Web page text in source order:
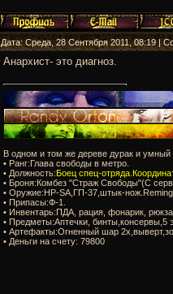
Дата: Среда, 28 Сентября 2011, 08:19 |
Анархист- это диагноз.
В одном и том же дереве дурак и умный
• Ранг:Глава свободы в метро.
• Должность:Боец спец-
• Броня:Комбез "Страж Свободы"(С
• Оружие:HP-SA,ГП-37,штык-
• Припасы:Ф-1.
• Инвентарь:ПДА, рация, фонарик,
• Предметы:Аптечки, бинты,консервы,5
• Артефакты:Огненный шар
• Деньги на счету: 79800